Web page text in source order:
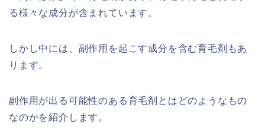
る様々な成分が含まれています。
しかし中には、副作用を起こす成分を含む育毛剤もあ
ります。
副作用が出る可能性のある育毛剤とはどのようなもの
なのかを紹介します。